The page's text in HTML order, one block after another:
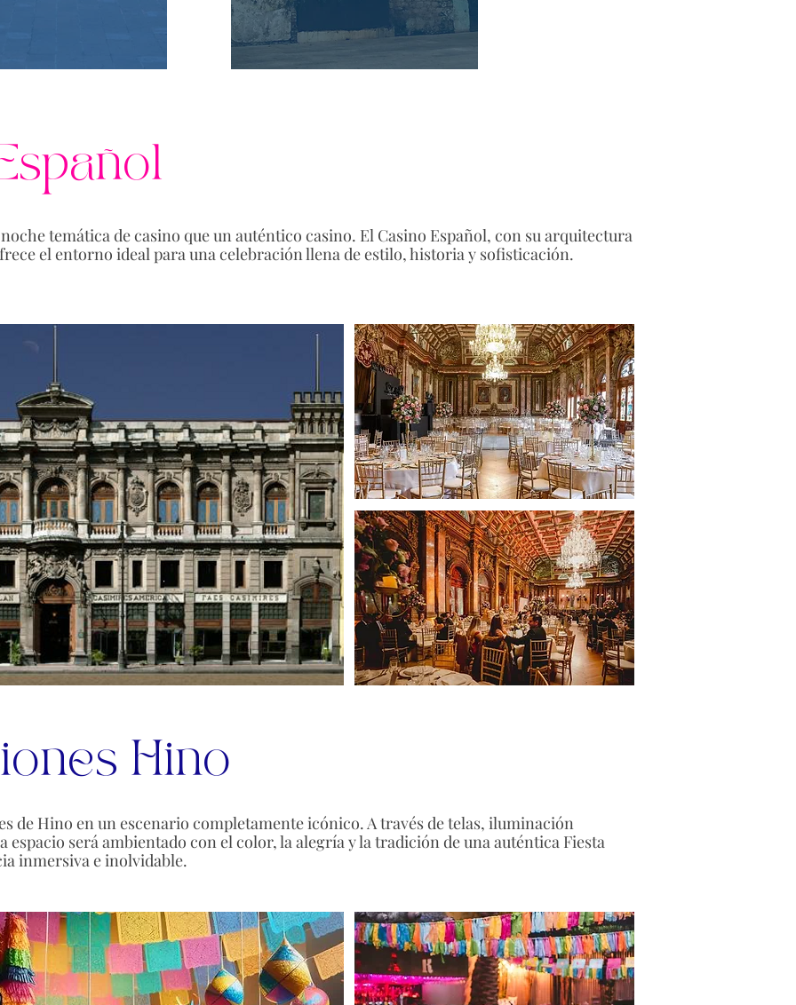
temática de casino que un auténtico casino. El Casino Español, con su arquitectura
el entorno ideal para una celebración llena de estilo, historia y sofisticación.
Hino
de Hino en un escenario completamente icónico. A través de telas, iluminación
espacio será ambientado con el color, la alegría y la tradición de una auténtica Fiesta
inmersiva e inolvidable.